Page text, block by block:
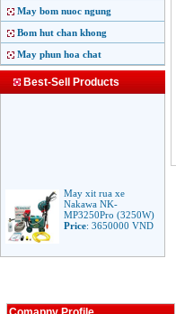
May bom nuoc ngung
Bom hut chan khong
May phun hoa chat
Best-Sell Products
May xit rua xe
Nakawa NK-
MP3250Pro (3250W)
Price:3650000VND